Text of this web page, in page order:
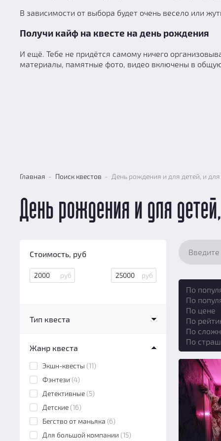
В зависимости от выбора будет очень весело или
Получи кайф на квесте на день рождения
И ещё. Тебе не придётся самому ничего
материалы, памятные фото, видео включены в
Главная Поиск квестов День рождения и для детей, и
День рождения и для
Стоимость, руб
Тип квеста
Перформанс
Экшн-игра(3)
Жанр квеста
Экшн-квесты (11)
Фэнтези (4)
Детективные (5)
Детские (16)
Бегство от маньяка (6)
Для большой компании (15)
По
По
По цене
По
По
По